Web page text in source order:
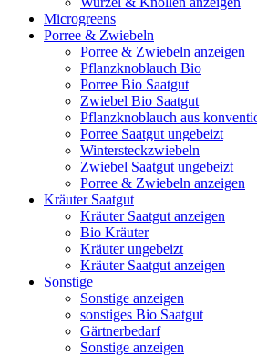
Microgreens
Porree & Zwiebeln
Porree & Zwiebeln anzeigen
Pflanzknoblauch Bio
Porree Bio Saatgut
Zwiebel Bio Saatgut
Pflanzknoblauch aus
Porree Saatgut ungebeizt
Wintersteckzwiebeln
Zwiebel Saatgut ungebeizt
Porree & Zwiebeln anzeigen
Kräuter Saatgut
Kräuter Saatgut anzeigen
Bio Kräuter
Kräuter ungebeizt
Kräuter Saatgut anzeigen
Sonstige
Sonstige anzeigen
sonstiges Bio Saatgut
Gärtnerbedarf
Sonstige anzeigen